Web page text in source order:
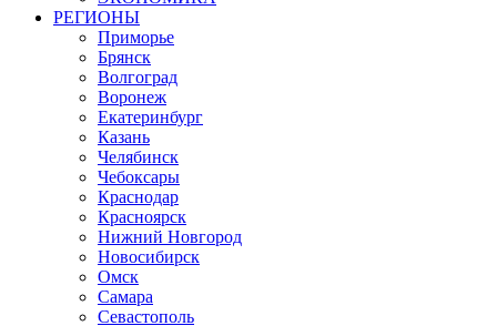
РЕГИОНЫ
Приморье
Брянск
Волгоград
Воронеж
Екатеринбург
Казань
Челябинск
Чебоксары
Краснодар
Красноярск
Нижний Новгород
Новосибирск
Омск
Самара
Севастополь